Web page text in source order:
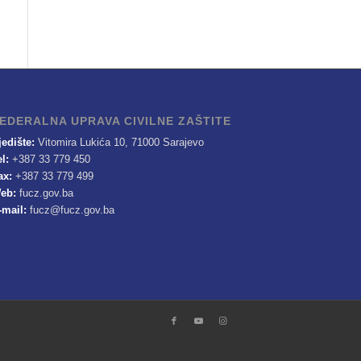
UPRAVA CIVILNE ZAŠTITE
Vitomira Lukića 10, 71000 Sarajevo
+387 33 779 450
+387 33 779 499
fucz.gov.ba
mail: fucz@fucz.gov.ba